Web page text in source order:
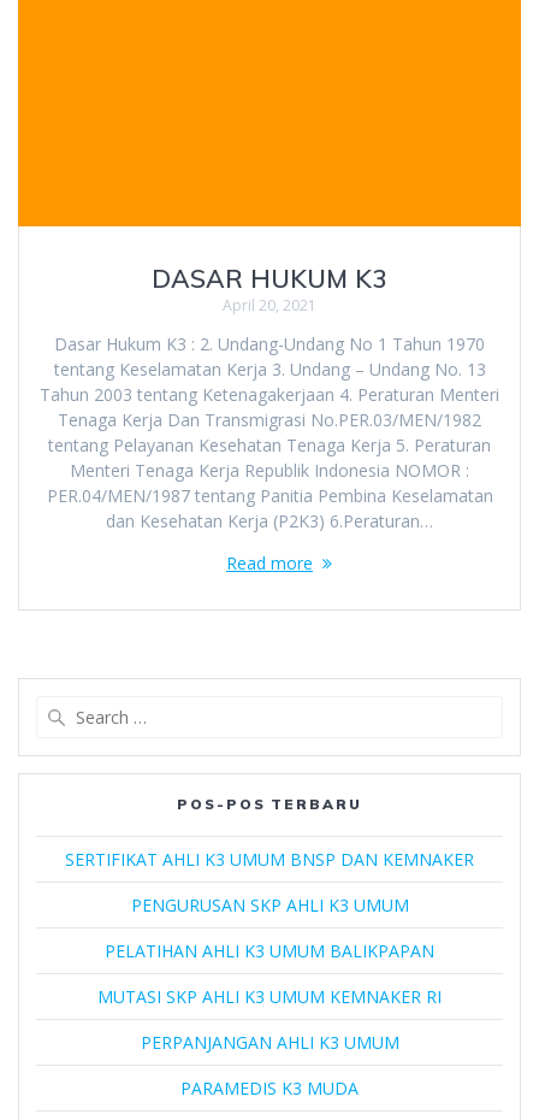
DASAR HUKUM K3
April 20, 2021
Dasar Hukum K3 : 2. Undang-Undang No 1 Tahun 1970
tentang Keselamatan Kerja 3. Undang – Undang No. 13
Tahun 2003 tentang Ketenagakerjaan 4. Peraturan Menteri
Tenaga Kerja Dan Transmigrasi No.PER.03/MEN/1982
tentang Pelayanan Kesehatan Tenaga Kerja 5. Peraturan
Menteri Tenaga Kerja Republik Indonesia NOMOR :
PER.04/MEN/1987 tentang Panitia Pembina Keselamatan
dan Kesehatan Kerja (P2K3) 6.Peraturan…
Read more
POS-POS TERBARU
SERTIFIKAT AHLI K3 UMUM BNSP DAN KEMNAKER
PENGURUSAN SKP AHLI K3 UMUM
PELATIHAN AHLI K3 UMUM BALIKPAPAN
MUTASI SKP AHLI K3 UMUM KEMNAKER RI
PERPANJANGAN AHLI K3 UMUM
PARAMEDIS K3 MUDA